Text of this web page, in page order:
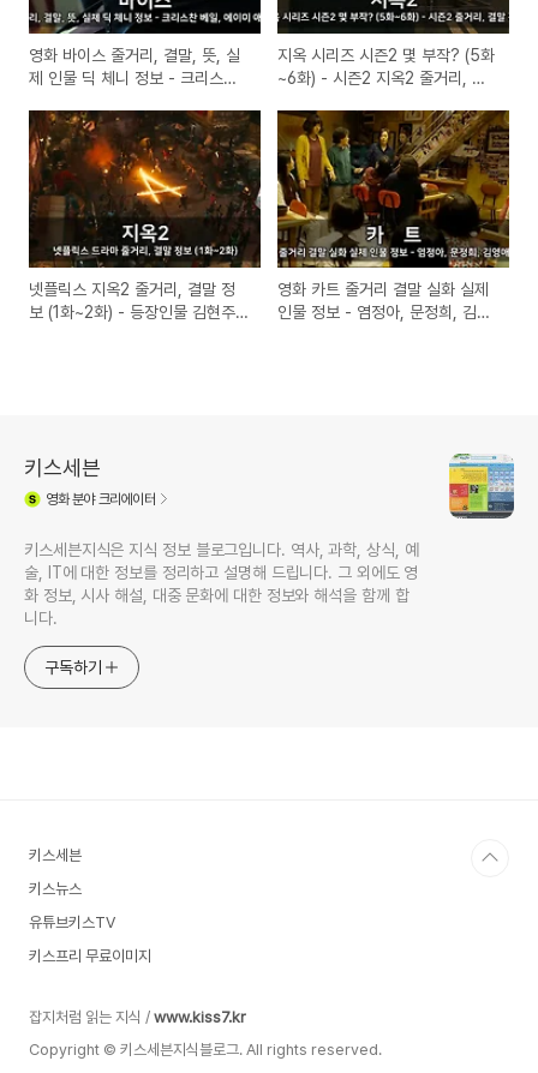
영화 바이스 줄거리, 결말, 뜻, 실
제 인물 딕 체니 정보 - 크리스찬
지옥 시리즈 시즌2 몇 부작? (5화
~6화) - 시즌2 지옥2 줄거리, 결
넷플릭스 지옥2 줄거리, 결말 정
보 (1화~2화) - 등장인물 김현주,
영화 카트 줄거리 결말 실화 실제
인물 정보 - 염정아, 문정희, 김영
키스세븐
영화분야 크리에이터
키스세븐지식은 지식 정보 블로그입니다. 역사, 과학, 상식, 예
술, IT에 대한 정보를 정리하고 설명해 드립니다. 그 외에도 영
화 정보, 시사 해설, 대중 문화에 대한 정보와 해석을 함께 합
니다.
구독하기
키스세븐
키스뉴스
유튜브키스TV
키스프리 무료이미지
잡지처럼 읽는 지식 / www.kiss7.kr
Copyright © 키스세븐지식블로그. All rights reserved.